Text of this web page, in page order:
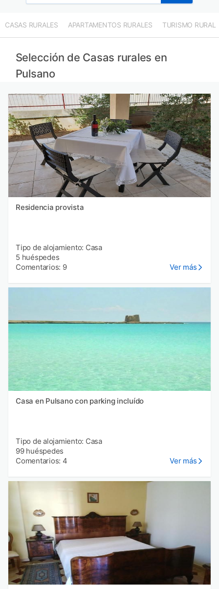
CASAS RURALES APARTAMENTOS RURALES TURISMO RURAL
Selección de Casas rurales en
Pulsano
Residencia provista
Tipo de alojamiento: Casa
5 huéspedes
Comentarios: 9
Ver más
Casa en Pulsano con parking incluído
Tipo de alojamiento: Casa
99 huéspedes
Comentarios: 4
Ver más